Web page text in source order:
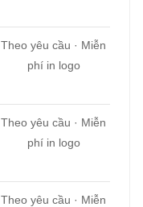
Theo yêu cầu · Miễn
phí in logo
Theo yêu cầu · Miễn
phí in logo
Theo yêu cầu · Miễn